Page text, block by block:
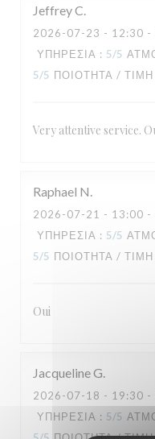
JeffreyC
2026-07-23 - 12:30
ΥΠΗΡΕΣΊΑ : 5/5
5/5 ΠΟΙΌΤΗΤΑ / ΤΙΜΉ
Very attentive service.
Raphael N
2026-07-21 - 13:00
ΥΠΗΡΕΣΊΑ : 5/5
5/5 ΠΟΙΌΤΗΤΑ / ΤΙΜΉ
Oui
JacquelineG
2026-07-18 - 19:30
ΥΠΗΡΕΣΊΑ : 5/5